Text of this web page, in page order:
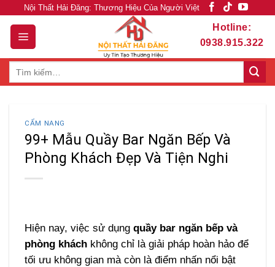
content
Nội Thất Hải Đăng: Thương Hiệu Của Người Việt
Hotline:
0938.915.322
CẨM NANG
99+ Mẫu Quầy Bar Ngăn Bếp Và
Phòng Khách Đẹp Và Tiện Nghi
Hiện nay, việc sử dụngquầy bar ngăn bếp và
phòng khách không chỉ là giải pháp hoàn hảo để
tối ưu không gian mà còn là điểm nhấn nổi bật